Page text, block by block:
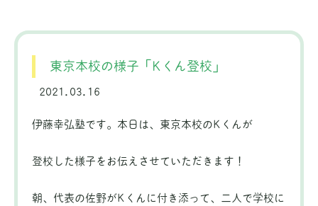
東京本校の様子「Kくん登校」
2021.03.16
伊藤幸弘塾です。本日は、東京本校のKくんが
登校した様子をお伝えさせていただきます！
朝、代表の佐野がKくんに付き添って、二人で学校に